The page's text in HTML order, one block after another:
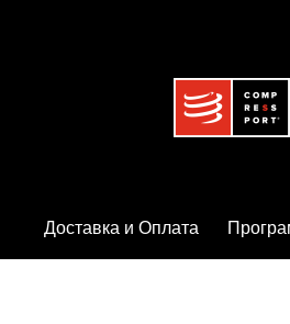
Доставка и Оплата